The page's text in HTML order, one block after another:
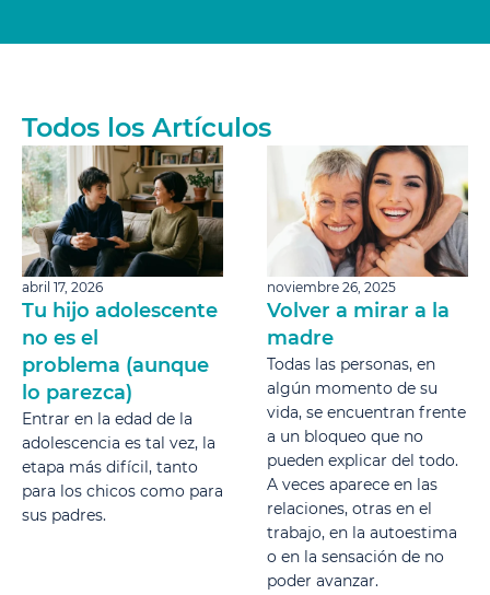
Todos los Artículos
abril 17, 2026
Tu hijo adolescente
no es el
problema (aunque
lo parezca)
Entrar en la edad de la
adolescencia es tal vez, la
etapa más difícil, tanto
para los chicos como para
sus padres.
noviembre 26, 2025
Volver a mirar a la
madre
Todas las personas, en
algún momento de su
vida, se encuentran frente
a un bloqueo que no
pueden explicar del todo.
A veces aparece en las
relaciones, otras en el
trabajo, en la autoestima
o en la sensación de no
poder avanzar.